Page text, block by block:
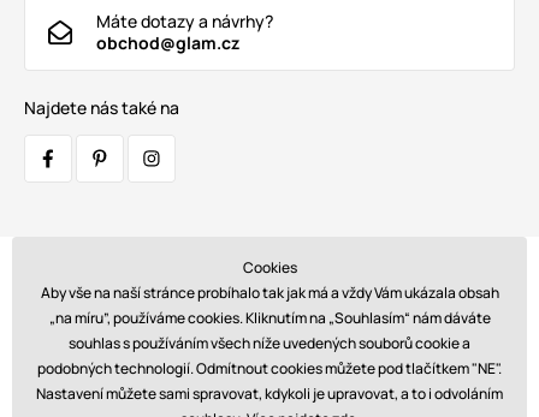
Máte dotazy a návrhy?
obchod@glam.cz
Najdete nás také na
Platby:
Cookies
Aby vše na naší stránce probíhalo tak jak má a vždy Vám ukázala obsah
„na míru”, používáme cookies. Kliknutím na „Souhlasím“ nám dáváte
souhlas s používáním všech níže uvedených souborů cookie a
podobných technologií. Odmítnout cookies můžete pod tlačítkem "NE".
Nastavení můžete sami spravovat, kdykoli je upravovat, a to i odvoláním